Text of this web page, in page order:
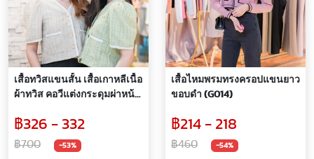
เสื้อทวิสแขนสั้น เสื้อเกาหลีเนื้อ
ผ้าทวิส คอวีแต่งกระดุมผ่าหน้า
จริง(J009)
฿326 - 332
฿700 -53%
เสื้อไหมพรมทรงครอปแขนยาว
ขอบดำ (G014)
฿214 - 218
฿460 -54%